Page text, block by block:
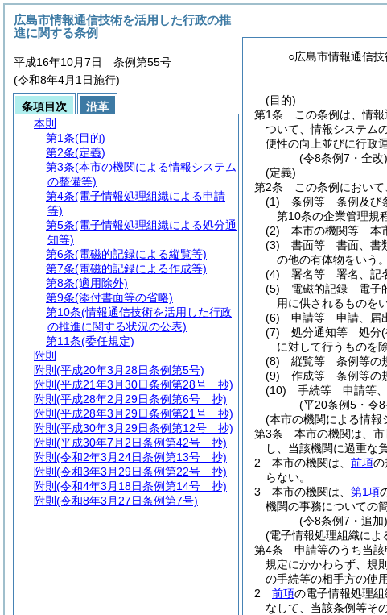
○広島市情報通信
(目的)
第1条
この条例は、情
ついて、情報システム
便性の向上並びに行政
(令8条例7・全改)
(定義)
第2条
この条例において
(1)
条例等 条例及び
第10条の企業管理規
(2)
本市の機関等 本
(3)
書面等 書面、書
の他の有体物をいう。
(4)
署名等 署名、記
(5)
電磁的記録 電子
用に供されるものをい
(6)
申請等 申請、届
(7)
処分通知等 処分(
に対して行うものを
(8)
縦覧等 条例等の
(9)
作成等 条例等の
(10)
手続等 申請等、
(平20条例5・令
(本市の機関による情報
第3条
本市の機関は、
し、当該機関に過重な
2
本市の機関は、 前項の
らない。
3
本市の機関は、 第1項
機関の事務についての
(令8条例7・追加)
(電子情報処理組織によ
第4条
申請等のうち当
規定にかかわらず、規
の手続等の相手方の使
2
前項の電子情報処理
なして、当該条例等そ
広島市情報通信技術を活用した行政の推
進に関する条例
平成16年10月7日 条例第55号
(令和8年4月1日施行)
条項目次
沿革
本則
第1条(目的)
第2条(定義)
第3条(本市の機関による情報システム
の整備等)
第4条(電子情報処理組織による申請
等)
第5条(電子情報処理組織による処分通
知等)
第6条(電磁的記録による縦覧等)
第7条(電磁的記録による作成等)
第8条(適用除外)
第9条(添付書面等の省略)
第10条(情報通信技術を活用した行政
の推進に関する状況の公表)
第11条(委任規定)
附則
附則 (平成20年3月28日条例第5号)
附則 (平成21年3月30日条例第28号 抄)
附則 (平成28年2月29日条例第6号 抄)
附則 (平成28年3月29日条例第21号 抄)
附則 (平成30年3月29日条例第12号 抄)
附則 (平成30年7月2日条例第42号 抄)
附則 (令和2年3月24日条例第13号 抄)
附則 (令和3年3月29日条例第22号 抄)
附則 (令和4年3月18日条例第14号 抄)
附則 (令和8年3月27日条例第7号)